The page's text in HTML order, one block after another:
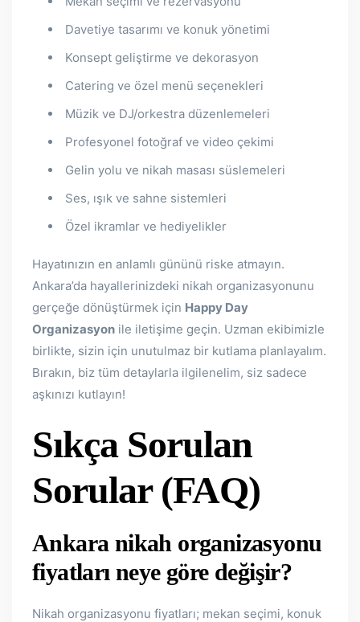
Davetiye tasarımı ve konuk yönetimi
Konsept geliştirme ve dekorasyon
Catering ve özel menü seçenekleri
Müzik ve DJ/orkestra düzenlemeleri
Profesyonel fotoğraf ve video çekimi
Gelin yolu ve nikah masası süslemeleri
Ses, ışık ve sahne sistemleri
Özel ikramlar ve hediyelikler
Hayatınızın en anlamlı gününü riske atmayın.
Ankara’da hayallerinizdeki nikah organizasyonunu
gerçeğe dönüştürmek için Happy Day
Organizasyon ile iletişime geçin. Uzman ekibimizle
birlikte, sizin için unutulmaz bir kutlama planlayalım.
Bırakın, biz tüm detaylarla ilgilenelim, siz sadece
aşkınızı kutlayın!
Sıkça Sorulan
Sorular (FAQ)
Ankara nikah organizasyonu
fiyatları neye göre değişir?
Nikah organizasyonu fiyatları; mekan seçimi, konuk